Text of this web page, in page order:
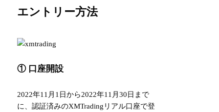
エントリー方法
① 口座開設
2022年11月1日から2022年11月30日まで
に、認証済みのXMTradingリアル口座で登